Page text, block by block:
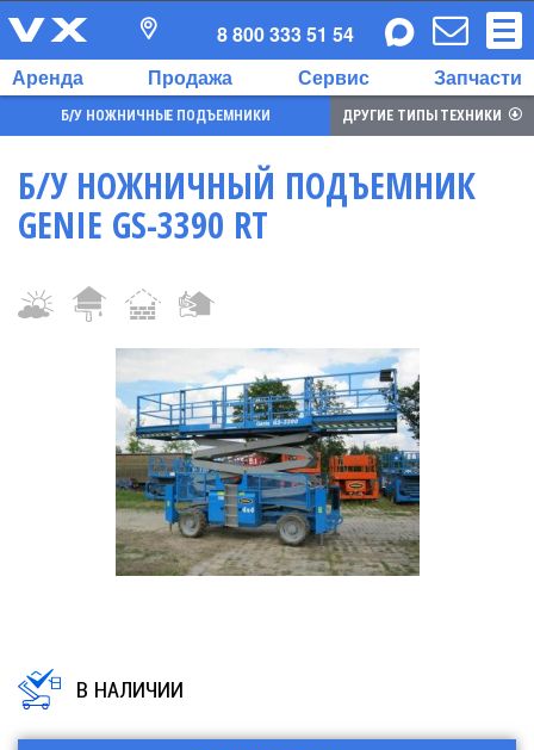
Аренда Продажа Сервис Запчасти
8 800 333 51 54
Б/У НОЖНИЧНЫЕ ПОДЪЕМНИКИ ДРУГИЕ ТИПЫ ТЕХНИКИ
Б/У НОЖНИЧНЫЙ ПОДЪЕМНИК
GENIE GS-3390 RT
В НАЛИЧИИ